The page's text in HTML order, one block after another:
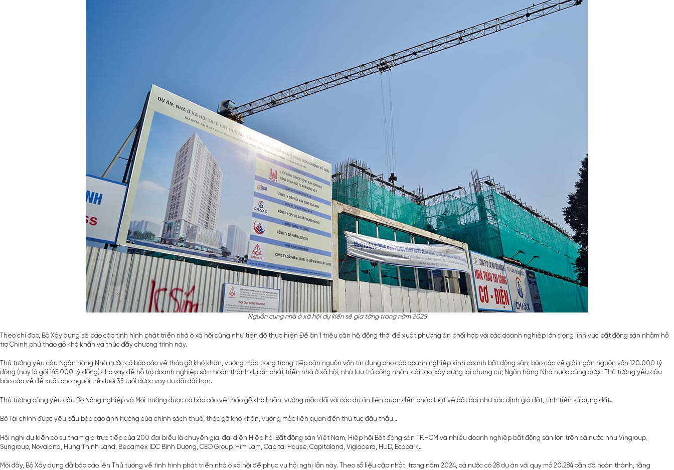
Nguồn cung nhà ở xã hội dự kiến sẽ gia tăng trong năm 2025
Theo chỉ đạo, Bộ Xây dựng sẽ báo cáo tình hình phát triển nhà ở xã hội cũng như tiến độ thực hiện Đề án 1 triệu căn hộ, đồng thời đề xuất phương án phối hợp với các doanh nghiệp lớn trong lĩnh vực bất động sản nhằm hỗ
trợ Chính phủ tháo gỡ khó khăn và thúc đẩy chương trình này.
Thủ tướng yêu cầu Ngân hàng Nhà nước có báo cáo về tháo gỡ khó khăn, vướng mắc trong trong tiếp cận nguồn vốn tín dụng cho các doanh nghiệp kinh doanh bất động sản; báo cáo về giải ngân nguồn vốn 120.000 tỷ
đồng (nay là gói 145.000 tỷ đồng) cho vay để hỗ trợ doanh nghiệp sớm hoàn thành dự án phát triển nhà ở xã hội, nhà lưu trú công nhân, cải tạo, xây dựng lại chung cư; Ngân hàng Nhà nước cũng được Thủ tướng yêu cầu
báo cáo về đề xuất cho người trẻ dưới 35 tuổi được vay ưu đãi dài hạn.
Thủ tướng cũng yêu cầu Bộ Nông nghiệp và Môi trường được có báo cáo về tháo gỡ khó khăn, vướng mắc đối với các dự án liên quan đến pháp luật về đất đai như xác định giá đất, tính tiền sử dụng đất…
Bộ Tài chính được yêu cầu báo cáo ảnh hưởng của chính sách thuế, tháo gỡ khó khăn, vướng mắc liên quan đến thủ tục đấu thầu…
Hội nghị dự kiến có sự tham gia trực tiếp của 200 đại biểu là chuyên gia, đại diện Hiệp hội Bất động sản Việt Nam, Hiệp hội Bất động sản TP.HCM và nhiều doanh nghiệp bất động sản lớn trên cả nước như Vingroup,
Sungroup, Novaland, Hưng Thịnh Land, Becamex IDC Bình Dương, CEO Group, Him Lam, Capital House, Capitaland, Viglacera, HUD, Ecopark…
Mới đây, Bộ Xây dựng đã báo cáo lên Thủ tướng về tình hình phát triển nhà ở xã hội để phục vụ hội nghị lần này. Theo số liệu cập nhật, trong năm 2024, cả nước có 28 dự án với quy mô 20.284 căn đã hoàn thành, tăng